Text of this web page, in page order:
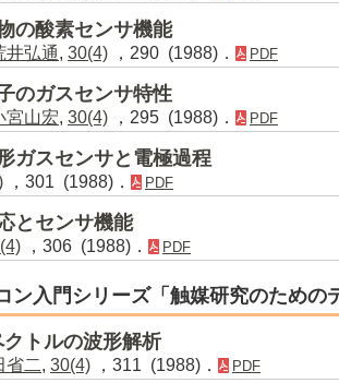
の酸素センサ機能
井弘通, 30(4) ，290 (1988)． PDF
のガスセンサ特性
宮山宏, 30(4) ，295 (1988)． PDF
ガスセンサと電極過程
，301 (1988)． PDF
とセンサ機能
，306 (1988)． PDF
ン入門シリーズ「触媒研究のための
トルの波形解析
省二, 30(4) ，311 (1988)． PDF